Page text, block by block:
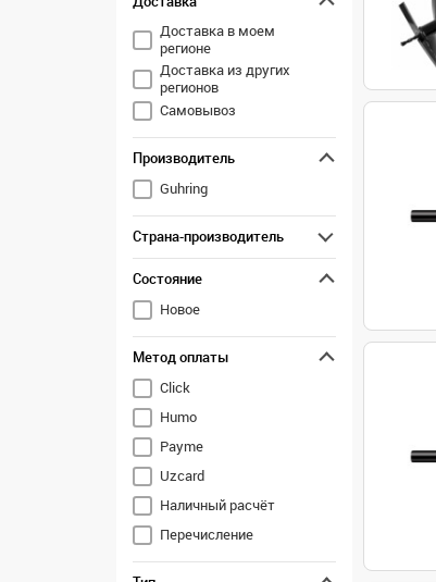
Доставка в моем
регионе
Доставка из других
регионов
Самовывоз
Производитель
Guhring
Страна-производитель
Состояние
Новое
Метод оплаты
Click
Humo
Payme
Uzcard
Наличный расчёт
Перечисление